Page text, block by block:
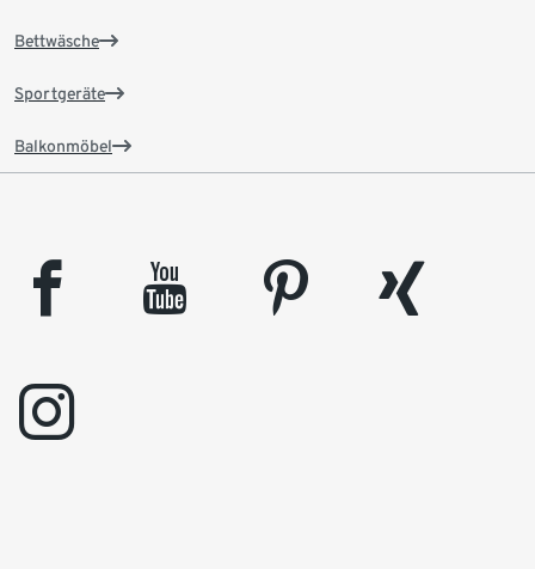
Bettwäsche
Sportgeräte
Balkonmöbel
facebook youtube pinterest
xing
instagram